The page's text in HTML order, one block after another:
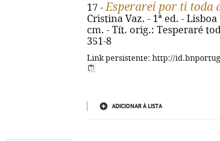
17 -Esperarei por ti toda
Cristina Vaz. - 1ª ed. -
cm. - Tít. orig.: Tesperaré
351-8
Link persistente: http://
ADICIONAR À LISTA